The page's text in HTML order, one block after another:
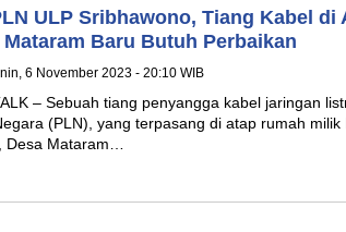
ULP Sribhawono, Tiang Kabel di
Mataram Baru Butuh Perbaikan
6 November 2023 - 20:10 WIB
– Sebuah tiang penyangga kabel jaringan
(PLN), yang terpasang di atap rumah milik
Desa Mataram…